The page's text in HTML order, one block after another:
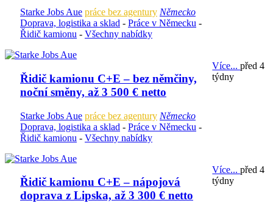
Starke Jobs Aue práce bez agentury Německo
Doprava, logistika a sklad - Práce v Německu -
Řidič kamionu - Všechny nabídky
Řidič kamionu C+E – bez němčiny,
noční směny, až 3 500 € netto
Starke Jobs Aue práce bez agentury Německo
Doprava, logistika a sklad - Práce v Německu -
Řidič kamionu - Všechny nabídky
Více...před 4
týdny
Řidič kamionu C+E – nápojová
doprava z Lipska, až 3 300 € netto
Více...před 4
týdny